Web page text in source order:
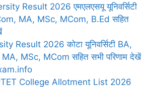
Result 2026 एमएलएसयू यूनिवर्सिटी
MA, MSc, MCom, B.Ed सहित
Result 2026 कोटा यूनिवर्सिटी BA,
MSc, MCom सहित सभी परिणाम देखें
College Allotment List 2026